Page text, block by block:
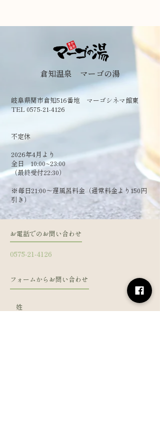
倉知温泉 マーゴの湯
岐阜県関市倉知516番地 マーゴシネマ館東
TEL 0575-21-4126
​不定休
2026年4月より
全日 10:00~23:00
（最終受付22:30）
​※毎日21:00～遅風呂料金（通常料金より150円
引き）
お電話でのお問い合わせ
0575-21-4126
フォームからお問い合わせ
姓